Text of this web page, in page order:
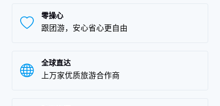
零操心
跟团游，安心省心更自由
全球直达
上万家优质旅游合作商